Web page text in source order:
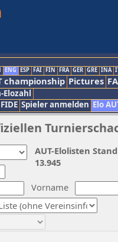
ENG ESP FAI FIN FRA GER GRE INA
championship Pictures
Elozahl
FIDE Spieler anmelden Elo
Vorname
AUT-Elolisten
13.945